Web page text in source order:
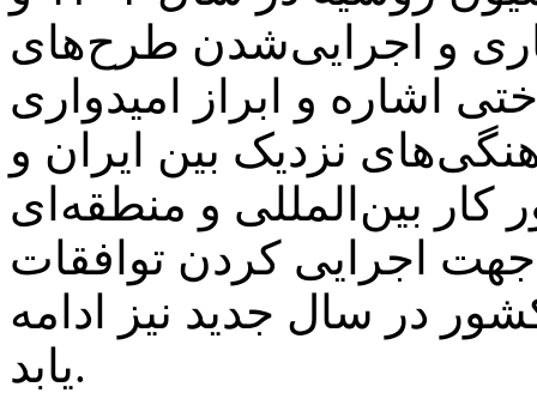
و اجرایی‌شدن طرح‌های
اشاره و ابراز امیدواری
نزدیک بین ایران و
بین‌المللی و منطقه‌ای
اجرایی کردن توافقات
در سال جدید نیز ادامه
یابد.